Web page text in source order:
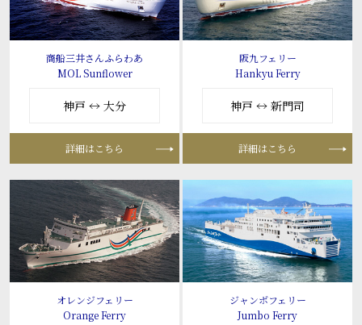
商船三井さんふらわあ
MOL Sunflower
神戸 ↔ 大分
詳細はこちら
阪九フェリー
Hankyu Ferry
神戸 ↔ 新門司
詳細はこちら
オレンジフェリー
Orange Ferry
ジャンボフェリー
Jumbo Ferry